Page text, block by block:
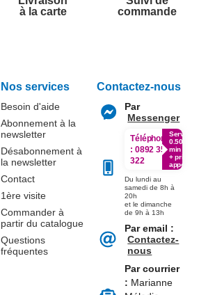
à la carte
commande
Nos services
Besoin d'aide
Abonnement à la
newsletter
Désabonnement à
la newsletter
Contact
1ère visite
Commander à
partir du catalogue
Questions
fréquentes
Contactez-nous
Par
Messenger
Téléphone
: 0892 350
322
Service
0.50€ /
min
+ prix
appel
Du lundi au
samedi de 8h à
20h
et le dimanche
de 9h à 13h
Par email :
Contactez-
nous
Par courrier
: Marianne